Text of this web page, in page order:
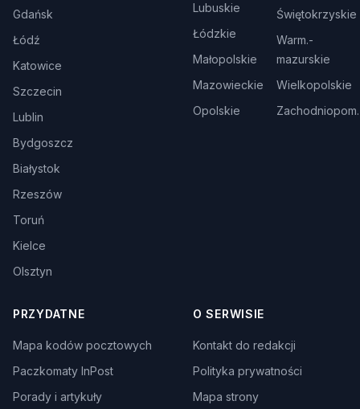
Gdańsk
Łódź
Katowice
Szczecin
Lublin
Bydgoszcz
Białystok
Rzeszów
Toruń
Kielce
Olsztyn
Lubuskie
Łódzkie
Małopolskie
Mazowieckie
Opolskie
Świętokrzyskie
Warm.-
mazurskie
Wielkopolskie
Zachodniopom.
PRZYDATNE
Mapa kodów pocztowych
Paczkomaty InPost
Porady i artykuły
O SERWISIE
Kontakt do redakcji
Polityka prywatności
Mapa strony